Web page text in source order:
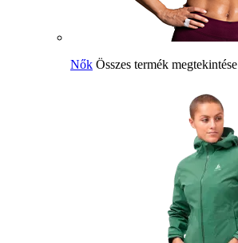
Nők Összes termék megtekintése